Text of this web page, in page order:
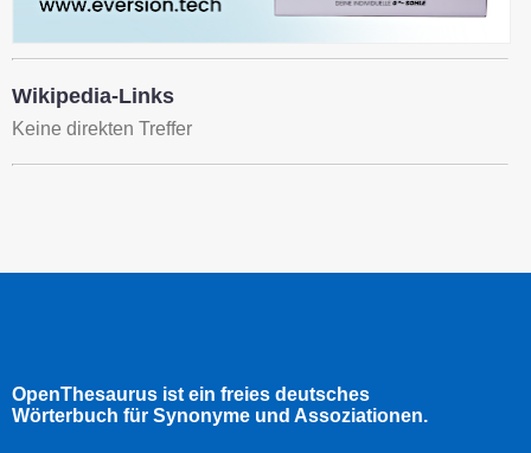
Wikipedia-Links
Keine direkten Treffer
OpenThesaurus ist ein freies deutsches
Wörterbuch für Synonyme und Assoziationen.